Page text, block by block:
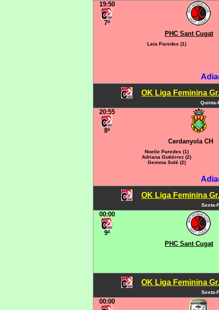
19:50
7ª
PHC Sant Cugat
Laia Paredes (1)
OK Liga Feminina
Quinta-
20:55
8ª
Cerdanyola CH
Noelie Paredes (1)
Adriana Gutiérrez (2)
Gemma Solé (2)
OK Liga Feminina
Sexta-
00:00
9ª
PHC Sant Cugat
OK Liga Feminina
Sexta-
00:00